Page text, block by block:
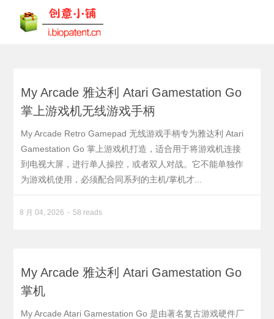
My Arcade 雅达利 Atari Gamestation Go
掌上游戏机无线游戏手柄
My Arcade Retro Gamepad 无线游戏手柄专为雅达利 Atari
Gamestation Go 掌上游戏机打造，适合用于将游戏机连接
到电视大屏，进行单人操控，或者双人对战。它不能单独作
为游戏机使用，必须配合同系列的主机/掌机才...
8 月 04, 2026 58 reads
My Arcade 雅达利 Atari Gamestation Go
掌机
My Arcade Atari Gamestation Go 是由著名复古游戏硬件厂